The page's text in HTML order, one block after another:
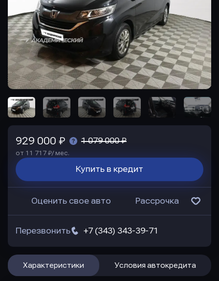
929 000 ₽ 1 079 000 ₽
от 11 717 ₽/ мес.
Купить в кредит
Оценить свое авто Рассрочка
+7 (343) 343-39-71
Перезвонить
Характеристики Условия автокредита